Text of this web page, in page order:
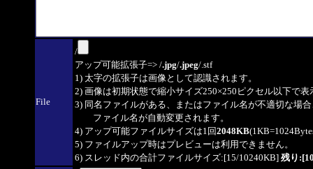
File
/
アップ可能拡張子=> /.jpg/.jpeg/.stf
1) 太字の拡張子は画像として認識されます。
2) 画像は初期状態で縮小サイズ250×250ピクセル以下で表
3) 同名ファイルがある、またはファイル名が不適切な場
ファイル名が自動変更されます。
4) アップ可能ファイルサイズは1回2048KB
5) ファイルアップ時はプレビューは利用できません。
6) スレッド内の合計ファイルサイズ:[15/10240KB] 残り